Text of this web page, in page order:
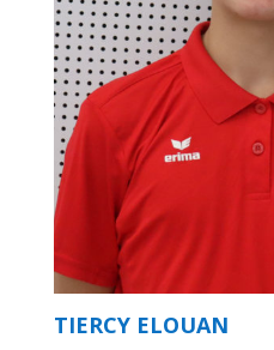
TIERCY ELOUAN